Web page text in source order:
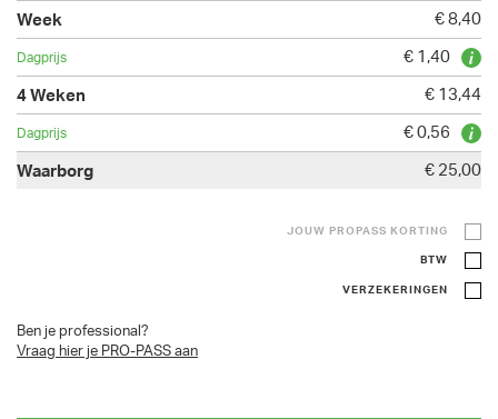
€ 8,40
€ 1,40
€ 13,44
€ 0,56
€ 25,00
JOUW PROPASS KORTING
BTW
VERZEKERINGEN
Ben je professional?
Vraag hier je PRO-PASS aan